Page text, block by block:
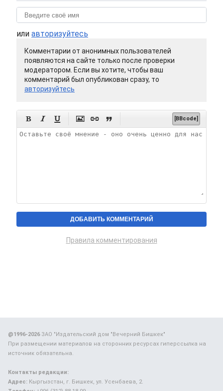
или авторизуйтесь
Комментарии от анонимных пользователей
появляются на сайте только после проверки
модератором. Если вы хотите, чтобы ваш
комментарий был опубликован сразу, то
авторизуйтесь
      [BBcode]
Правила комментирования
@1996-2026ЗАО "Издательский дом "Вечерний Бишкек"
При размещении материалов на сторонних ресурсах гиперссылка на
источник обязательна.
Контакты редакции:
Адрес: Кыргызстан, г. Бишкек, ул. Усенбаева, 2.